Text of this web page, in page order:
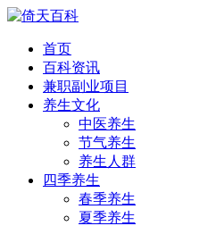
首页
百科资讯
兼职副业项目
养生文化
中医养生
节气养生
养生人群
四季养生
春季养生
夏季养生